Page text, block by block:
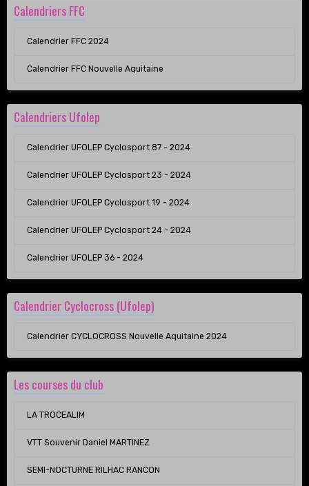
Calendriers FFC
Calendrier FFC 2024
Calendrier FFC Nouvelle Aquitaine
Calendriers Ufolep
Calendrier UFOLEP Cyclosport 87 - 2024
Calendrier UFOLEP Cyclosport 23 - 2024
Calendrier UFOLEP Cyclosport 19 - 2024
Calendrier UFOLEP Cyclosport 24 - 2024
Calendrier UFOLEP 36 - 2024
Calendrier Cyclocross (Ufolep)
Calendrier CYCLOCROSS Nouvelle Aquitaine 2024
Les courses du club
LA TROCEALIM
VTT Souvenir Daniel MARTINEZ
SEMI-NOCTURNE RILHAC RANCON